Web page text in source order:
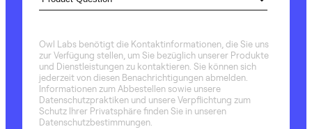
Owl Labs benötigt die Kontaktinformationen, die Sie uns
zur Verfügung stellen, um Sie bezüglich unserer Produkte
und Dienstleistungen zu kontaktieren. Sie können sich
jederzeit von diesen Benachrichtigungen abmelden.
Informationen zum Abbestellen sowie unsere
Datenschutzpraktiken und unsere Verpflichtung zum
Schutz Ihrer Privatsphäre finden Sie in unseren
Datenschutzbestimmungen.